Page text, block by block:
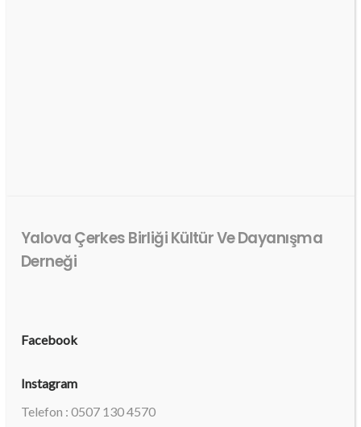
Yalova Çerkes Birliği Kültür Ve Dayanışma
Derneği
Facebook
Instagram
Telefon : 0507 130 4570